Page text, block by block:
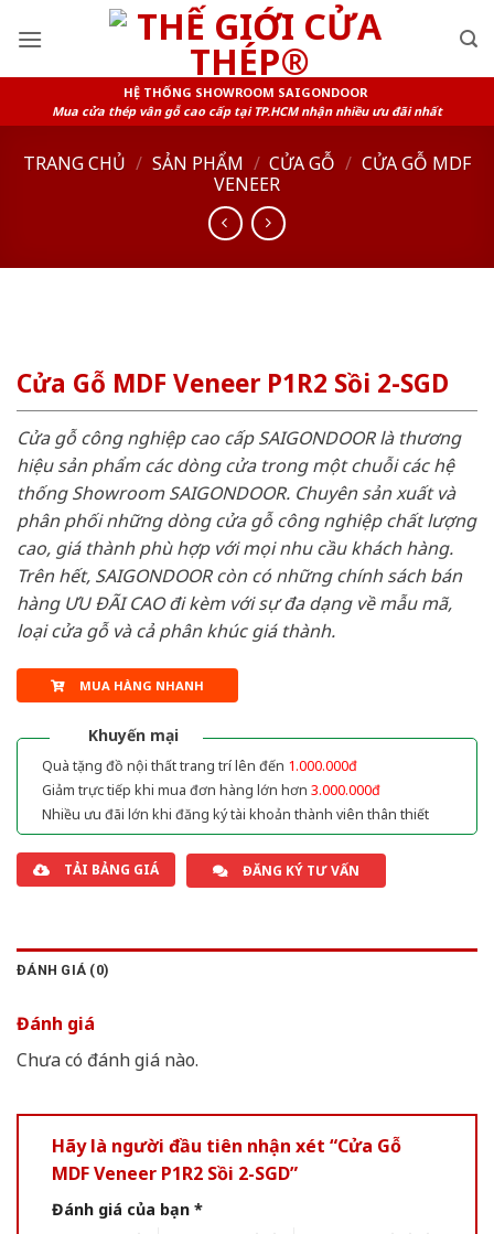
HỆ THỐNG SHOWROOM SAIGONDOOR
Mua cửa thép vân gỗ cao cấp tại TP.HCM nhận nhiều ưu đãi nhất
TRANG CHỦ / SẢN PHẨM / CỬA GỖ / CỬA GỖ MDF
VENEER
Cửa Gỗ MDF Veneer P1R2 Sồi 2-SGD
Cửa gỗ công nghiệp cao cấp SAIGONDOOR là thương
hiệu sản phẩm các dòng cửa trong một chuỗi các hệ
thống Showroom SAIGONDOOR. Chuyên sản xuất và
phân phối những dòng cửa gỗ công nghiệp chất lượng
cao, giá thành phù hợp với mọi nhu cầu khách hàng.
Trên hết, SAIGONDOOR còn có những chính sách bán
hàng ƯU ĐÃI CAO đi kèm với sự đa dạng về mẫu mã,
loại cửa gỗ và cả phân khúc giá thành.
MUA HÀNG NHANH
Khuyến mại
Quà tặng đồ nội thất trang trí lên đến 1.000.000đ
Giảm trực tiếp khi mua đơn hàng lớn hơn 3.000.000đ
Nhiều ưu đãi lớn khi đăng ký tài khoản thành viên thân thiết
TẢI BẢNG GIÁ ĐĂNG KÝ TƯ VẤN
ĐÁNH GIÁ (0)
Đánh giá
Chưa có đánh giá nào.
Hãy là người đầu tiên nhận xét “Cửa Gỗ
MDF Veneer P1R2 Sồi 2-SGD”
Đánh giá của bạn *